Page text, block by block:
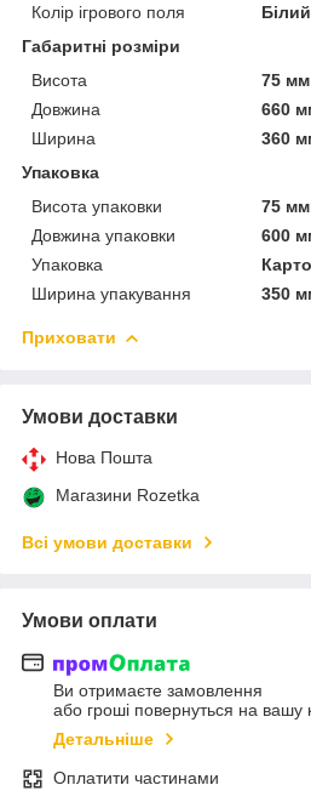
Колір ігрового поля
Білий
Габаритні розміри
Висота
75 мм
Довжина
660
Ширина
360
Упаковка
Висота упаковки
75 мм
Довжина упаковки
600
Упаковка
Ширина упакування
350
Приховати
Умови доставки
Нова Пошта
Магазини Rozetka
Всі умови доставки
Умови оплати
Ви отримаєте замовлення
або гроші повернуться на вашу
Детальніше
Оплатити частинами